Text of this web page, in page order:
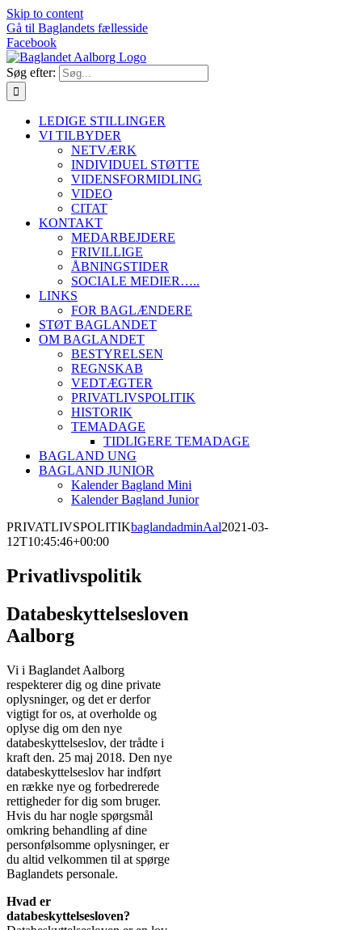
Skip to content
Gå til Baglandets fællesside
Facebook
Søg efter:
LEDIGE STILLINGER
VI TILBYDER
NETVÆRK
INDIVIDUEL STØTTE
VIDENSFORMIDLING
VIDEO
CITAT
KONTAKT
MEDARBEJDERE
FRIVILLIGE
ÅBNINGSTIDER
SOCIALE MEDIER…..
LINKS
FOR BAGLÆNDERE
STØT BAGLANDET
OM BAGLANDET
BESTYRELSEN
REGNSKAB
VEDTÆGTER
PRIVATLIVSPOLITIK
HISTORIK
TEMADAGE
TIDLIGERE TEMADAGE
BAGLAND UNG
BAGLAND JUNIOR
Kalender Bagland Mini
Kalender Bagland Junior
PRIVATLIVSPOLITIKbaglandadminAal2021-03-
12T10:45:46+00:00
Privatlivspolitik
Databeskyttelsesloven
Aalborg
Vi i Baglandet Aalborg
respekterer dig og dine private
oplysninger, og det er derfor
vigtigt for os, at overholde og
oplyse dig om den nye
databeskyttelseslov, der trådte i
kraft den. 25 maj 2018. Den nye
databeskyttelseslov har indført
en række nye og forbedrerede
rettigheder for dig som bruger.
Hvis du har nogle spørgsmål
omkring behandling af dine
personfølsomme oplysninger, er
du altid velkommen til at spørge
Baglandets personale.
Hvad er
databeskyttelsesloven?